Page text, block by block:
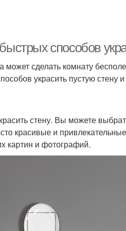
способов
сделать комнату
украсить пустую стену
стену. Вы можете
красивые и
картин и фотографий.